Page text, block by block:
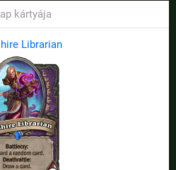
kártyája
Librarian